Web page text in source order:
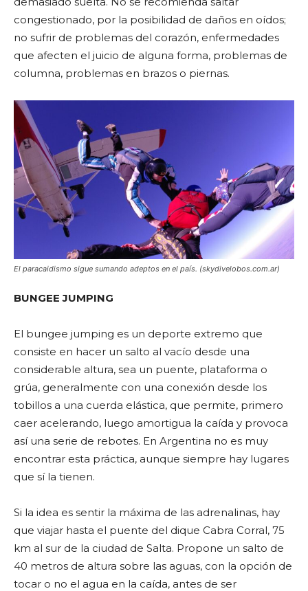
congestionado, por la posibilidad de daños en oídos;
no sufrir de problemas del corazón, enfermedades
que afecten el juicio de alguna forma, problemas de
columna, problemas en brazos o piernas.
El paracaidismo sigue sumando adeptos en el país. (skydivelobos.com.ar)
BUNGEE JUMPING
El bungee jumping es un deporte extremo que
consiste en hacer un salto al vacío desde una
considerable altura, sea un puente, plataforma o
grúa, generalmente con una conexión desde los
tobillos a una cuerda elástica, que permite, primero
caer acelerando, luego amortigua la caída y provoca
así una serie de rebotes. En Argentina no es muy
encontrar esta práctica, aunque siempre hay lugares
que sí la tienen.
Si la idea es sentir la máxima de las adrenalinas, hay
que viajar hasta el puente del dique Cabra Corral, 75
km al sur de la ciudad de Salta. Propone un salto de
40 metros de altura sobre las aguas, con la opción de
tocar o no el agua en la caída, antes de ser